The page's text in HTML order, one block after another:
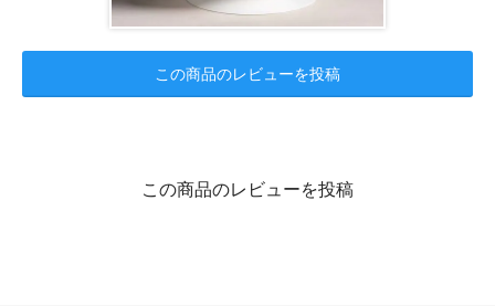
この商品のレビューを投稿
この商品のレビューを投稿